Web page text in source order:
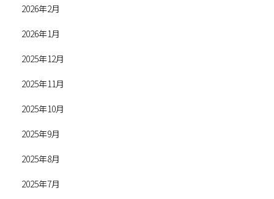
2026年2月
2026年1月
2025年12月
2025年11月
2025年10月
2025年9月
2025年8月
2025年7月